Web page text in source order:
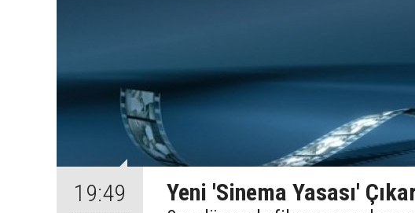
19:49 Yeni 'Sinema Yasası'